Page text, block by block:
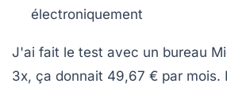
électroniquement
J'ai fait le test avec un bureau
3x, ça donnait 49,67 € par mois.